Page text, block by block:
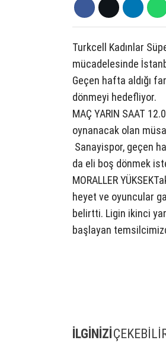
Turkcell Kadınlar
mücadelesinde
Geçen hafta aldığı
dönmeyi hedefliyor.
MAÇ YARIN SAAT
oynanacak olan
Sanayispor, geçen
da eli boş dönmek
MORALLER
heyet ve oyuncular
belirtti. Ligin ikinci
başlayan
İLGİNİZİ